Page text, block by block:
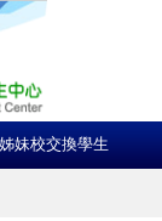
妹校交換學生